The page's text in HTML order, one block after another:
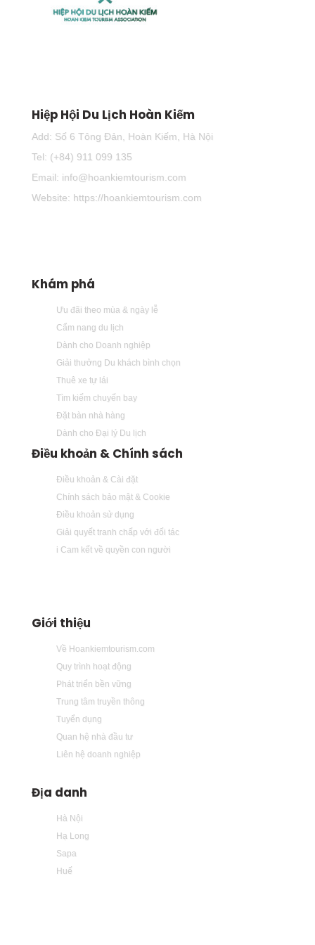
Hiệp Hội Du Lịch Hoàn Kiếm
Add: Số 6 Tông Đản, Hoàn Kiếm, Hà Nội
Tel: (+84) 911 099 135
Email: info@hoankiemtourism.com
Website: https://hoankiemtourism.com
Khám phá
Ưu đãi theo mùa & ngày lễ
Cẩm nang du lịch
Dành cho Doanh nghiệp
Giải thưởng Du khách bình chọn
Thuê xe tự lái
Tìm kiếm chuyến bay
Đặt bàn nhà hàng
Dành cho Đại lý Du lịch
Điều khoản & Chính sách
Điều khoản & Cài đặt
Chính sách bảo mật & Cookie
Điều khoản sử dụng
Giải quyết tranh chấp với đối tác
i Cam kết về quyền con người
Giới thiệu
Về Hoankiemtourism.com
Quy trình hoạt động
Phát triển bền vững
Trung tâm truyền thông
Tuyển dụng
Quan hệ nhà đầu tư
Liên hệ doanh nghiệp
Địa danh
Hà Nội
Hạ Long
Sapa
Huế